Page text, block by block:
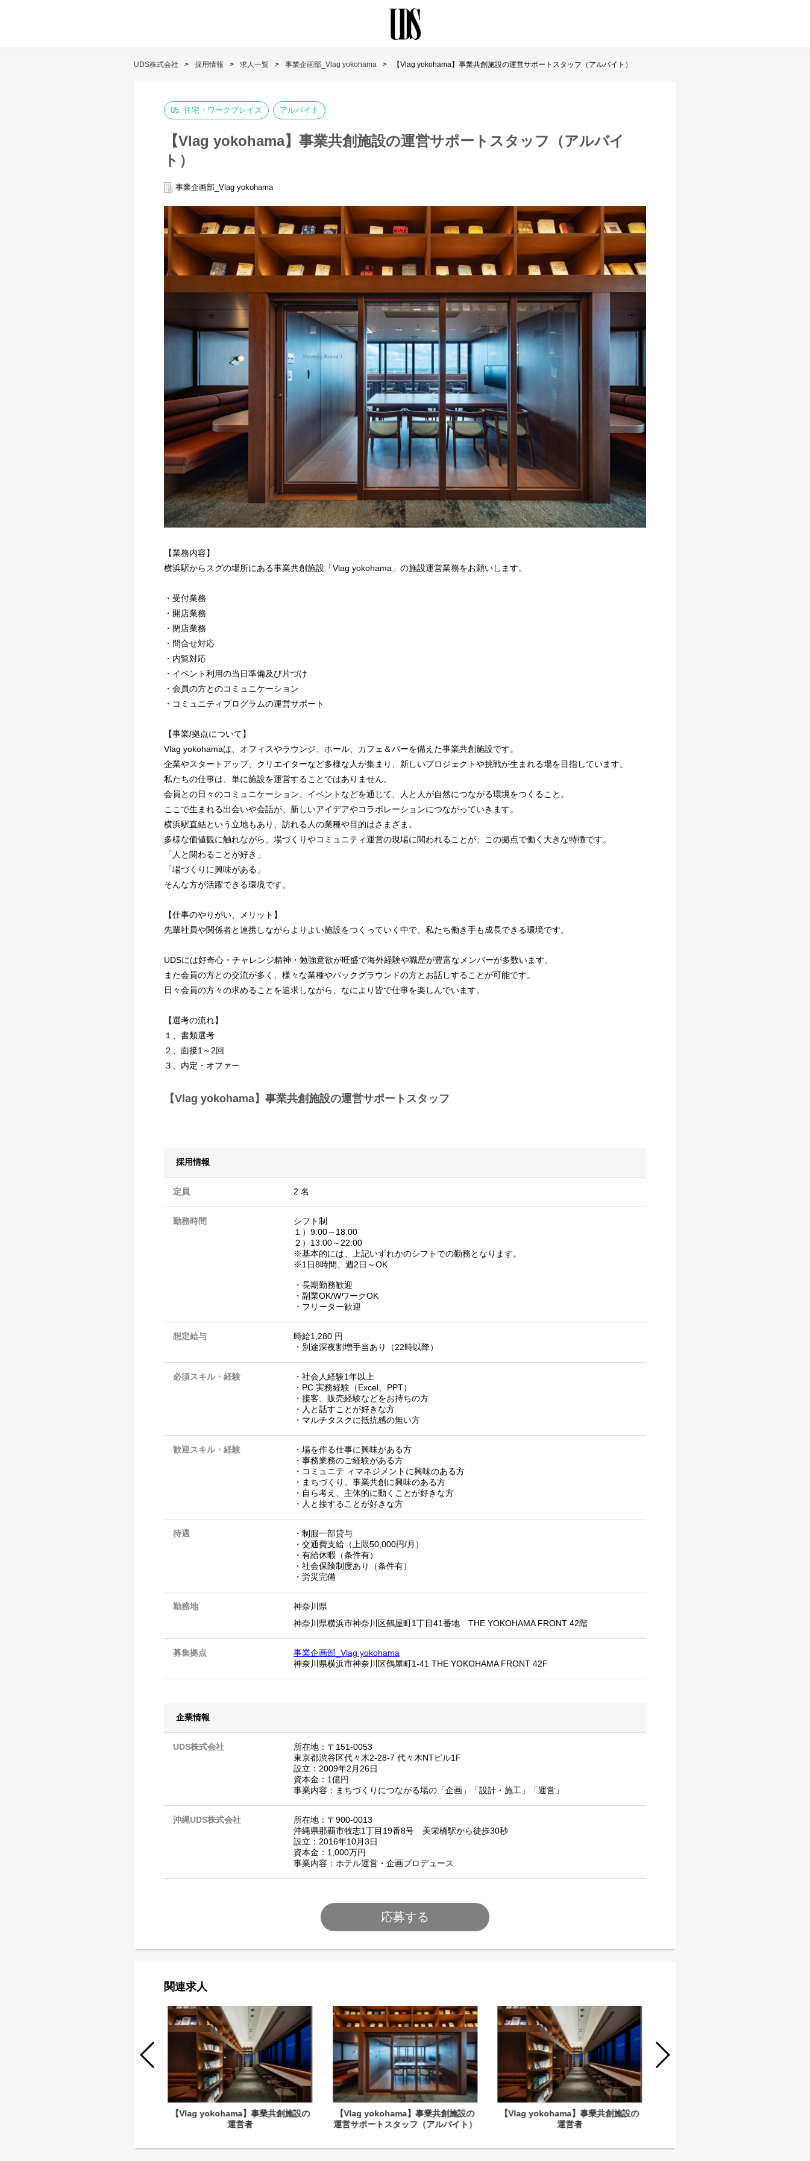
UDS株式会社 採用情報 求人一覧 事業企画部_Vlag yokohama 【Vlag yokohama】事業共創施設の運営サポートスタッフ（アルバイト）
05. 住宅・ワークプレイス アルバイト
【Vlag yokohama】事業共創施設の運営サポートスタッフ（アルバイ
ト）
事業企画部_Vlag yokohama
【業務内容】
横浜駅からスグの場所にある事業共創施設「Vlag yokohama」の施設運営業務をお願いします。
・受付業務
・開店業務
・閉店業務
・問合せ対応
・内覧対応
・イベント利用の当日準備及び片づけ
・会員の方とのコミュニケーション
・コミュニティプログラムの運営サポート
【事業/拠点について】
Vlag yokohamaは、オフィスやラウンジ、ホール、カフェ＆バーを備えた事業共創施設です。
企業やスタートアップ、クリエイターなど多様な人が集まり、新しいプロジェクトや挑戦が生まれる場を目指しています。
私たちの仕事は、単に施設を運営することではありません。
会員との日々のコミュニケーション、イベントなどを通じて、人と人が自然につながる環境をつくること。
ここで生まれる出会いや会話が、新しいアイデアやコラボレーションにつながっていきます。
横浜駅直結という立地もあり、訪れる人の業種や目的はさまざま。
多様な価値観に触れながら、場づくりやコミュニティ運営の現場に関われることが、この拠点で働く大きな特徴です。
「人と関わることが好き」
「場づくりに興味がある」
そんな方が活躍できる環境です。
【仕事のやりがい、メリット】
先輩社員や関係者と連携しながらよりよい施設をつくっていく中で、私たち働き手も成長できる環境です。
UDSには好奇心・チャレンジ精神・勉強意欲が旺盛で海外経験や職歴が豊富なメンバーが多数います。
また会員の方との交流が多く、様々な業種やバックグラウンドの方とお話しすることが可能です。
日々会員の方々の求めることを追求しながら、なにより皆で仕事を楽しんでいます。
【選考の流れ】
１、書類選考
２、面接1～2回
３、内定・オファー
【Vlag yokohama】事業共創施設の運営サポートスタッフ
採用情報
定員 2 名
勤務時間
シフト制
１）9:00～18:00
２）13:00～22:00
※基本的には、上記いずれかのシフトでの勤務となります。
※1日8時間、週2日～OK
・長期勤務歓迎
・副業OK/WワークOK
・フリーター歓迎
想定給与
時給1,280 円
・別途深夜割増手当あり（22時以降）
必須スキル・経験
・社会人経験1年以上
・PC 実務経験（Excel、PPT）
・接客、販売経験などをお持ちの方
・人と話すことが好きな方
・マルチタスクに抵抗感の無い方
歓迎スキル・経験
・場を作る仕事に興味がある方
・事務業務のご経験がある方
・コミュニテ ィマネジメントに興味のある方
・まちづくり、事業共創に興味のある方
・自ら考え、主体的に動くことが好きな方
・人と接することが好きな方
待遇
・制服一部貸与
・交通費支給（上限50,000円/月）
・有給休暇（条件有）
・社会保険制度あり（条件有）
・労災完備
勤務地
神奈川県
神奈川県横浜市神奈川区鶴屋町1丁目41番地 THE YOKOHAMA FRONT 42階
募集拠点
事業企画部_Vlag yokohama
神奈川県横浜市神奈川区鶴屋町1-41 THE YOKOHAMA FRONT 42F
企業情報
UDS株式会社
所在地：〒151-0053
東京都渋谷区代々木2-28-7 代々木NTビル1F
設立：2009年2月26日
資本金：1億円
事業内容：まちづくりにつながる場の「企画」「設計・施工」「運営」
沖縄UDS株式会社
所在地：〒900-0013
沖縄県那覇市牧志1丁目19番8号 美栄橋駅から徒歩30秒
設立：2016年10月3日
資本金：1,000万円
事業内容：ホテル運営・企画プロデュース
応募する
関連求人
【Vlag yokohama】事業共創施設の
運営者
【Vlag yokohama】事業共創施設の
運営サポートスタッフ（アルバイト）
【Vlag yokohama】事業共創施設の
運営者